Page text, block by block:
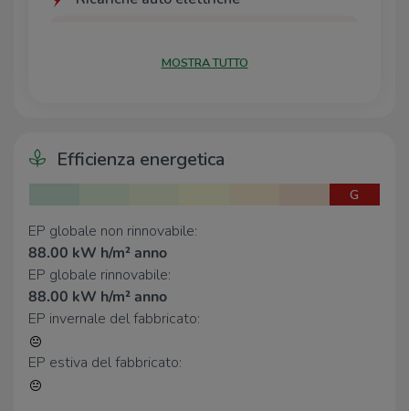
Scuole
480 m
Università Cattolica del Sacro Cuore
Università degli Studi di Brescia -
Facoltà di Giurisprudenza
Università degli Studi di Brescia -
Segreterie
Università Cattolica Dipartimento di
Naturali
MOSTRA TUTTO
Efficienza energetica
G
EP globale non rinnovabile:
88.00 kW h/m² anno
EP globale rinnovabile:
88.00 kW h/m² anno
EP invernale del fabbricato:
EP estiva del fabbricato: